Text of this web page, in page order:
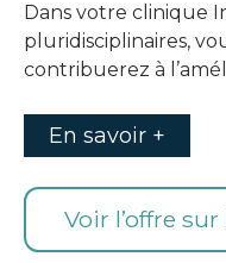
Dans votre clinique
pluridisciplinaires,
contribuerez à
En savoir +
Voir l’offre